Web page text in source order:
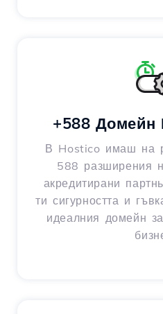
+588 Домейн
В Hostico имаш на
588 разширения
акредитирани
ти сигурността и
идеалния домейн